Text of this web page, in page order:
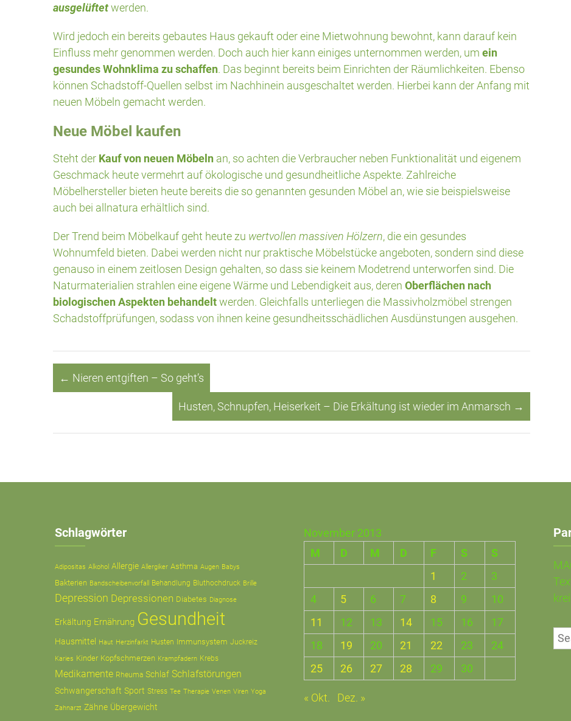
ausgelüftetwerden.
Wird jedoch ein bereits gebautes Haus gekauft oder eine Mietwohnung bewohnt, kann darauf kein
Einfluss mehr genommen werden. Doch auch hier kann einiges unternommen werden, um ein
gesundes Wohnklima zu schaffen. Das beginnt bereits beim Einrichten der Räumlichkeiten. Ebenso
können Schadstoff-Quellen selbst im Nachhinein ausgeschaltet werden. Hierbei kann der Anfang mit
neuen Möbeln gemacht werden.
Neue Möbel kaufen
Steht der Kauf von neuen Möbeln an, so achten die Verbraucher neben Funktionalität und eigenem
Geschmack heute vermehrt auf ökologische und gesundheitliche Aspekte. Zahlreiche
Möbelhersteller bieten heute bereits die so genannten gesunden Möbel an, wie sie beispielsweise
auch bei allnatura erhältlich sind.
Der Trend beim Möbelkauf geht heute zu wertvollen massiven Hölzern, die ein gesundes
Wohnumfeld bieten. Dabei werden nicht nur praktische Möbelstücke angeboten, sondern sind diese
genauso in einem zeitlosen Design gehalten, so dass sie keinem Modetrend unterworfen sind. Die
Naturmaterialien strahlen eine eigene Wärme und Lebendigkeit aus, deren Oberflächen nach
biologischen Aspekten behandeltwerden. Gleichfalls unterliegen die Massivholzmöbel strengen
Schadstoffprüfungen, sodass von ihnen keine gesundheitsschädlichen Ausdünstungen ausgehen.
← Nieren entgiften – So geht’s
Husten, Schnupfen, Heiserkeit – Die Erkältung ist wieder im Anmarsch →
Schlagwörter
Adipositas Alkohol Allergie Allergiker Asthma Augen Babys
Bakterien Bandscheibenvorfall Behandlung Bluthochdruck Brille
Depression Depressionen Diabetes Diagnose
Erkältung Ernährung Gesundheit
Hausmittel Haut Herzinfarkt Husten Immunsystem Juckreiz
Karies Kinder Kopfschmerzen Krampfadern Krebs
Medikamente Rheuma Schlaf Schlafstörungen
Schwangerschaft Sport Stress Tee Therapie Venen Viren Yoga
Zahnarzt Zähne Übergewicht
November 2013
M
D M D F S
S
1
2
3
4
5 6 7 8 9
10
11
12 13 14 15 16
17
18
19 20 21 22 23
24
25
26 27 28 29 30
« Okt. Dez. »